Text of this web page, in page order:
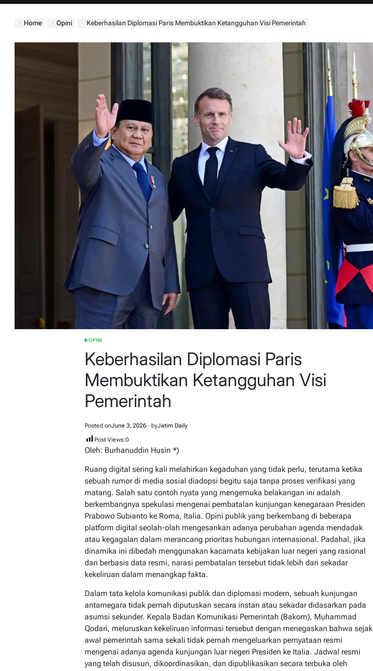
jatimdaily.com
Home Opini Keberhasilan Diplomasi Paris Membuktikan Ketangguhan Visi Pemerintah
POSTED
OPINI
Keberhasilan Diplomasi Paris
Membuktikan Ketangguhan Visi
Pemerintah
Posted onJune 3, 2026 byJatim Daily
Post Views:0
Oleh: Burhanuddin Husin *)
Ruang digital sering kali melahirkan kegaduhan yang tidak perlu, terutama ketika
sebuah rumor di media sosial diadopsi begitu saja tanpa proses verifikasi yang
matang. Salah satu contoh nyata yang mengemuka belakangan ini adalah
berkembangnya spekulasi mengenai pembatalan kunjungan kenegaraan Presiden
Prabowo Subianto ke Roma, Italia. Opini publik yang berkembang di beberapa
platform digital seolah-olah mengesankan adanya perubahan agenda mendadak
atau kegagalan dalam merancang prioritas hubungan internasional. Padahal, jika
dinamika ini dibedah menggunakan kacamata kebijakan luar negeri yang rasional
dan berbasis data resmi, narasi pembatalan tersebut tidak lebih dari sekadar
kekeliruan dalam menangkap fakta.
Dalam tata kelola komunikasi publik dan diplomasi modern, sebuah kunjungan
antarnegara tidak pernah diputuskan secara instan atau sekadar didasarkan pada
asumsi sekunder. Kepala Badan Komunikasi Pemerintah (Bakom), Muhammad
Qodari, meluruskan kekeliruan informasi tersebut dengan menegaskan bahwa sejak
awal pemerintah sama sekali tidak pernah mengeluarkan pernyataan resmi
mengenai adanya agenda kunjungan luar negeri Presiden ke Italia. Jadwal resmi
yang telah disusun, dikoordinasikan, dan dipublikasikan secara terbuka oleh